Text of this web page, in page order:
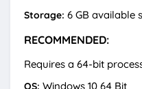
Storage: 6 GB available
RECOMMENDED:
Requires a 64-bit
OS: Windows 10 64 Bit